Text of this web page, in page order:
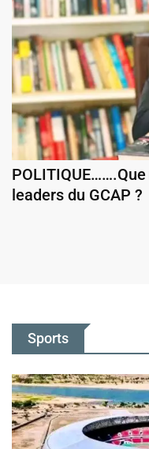
leaders du GCAP ?
Sports